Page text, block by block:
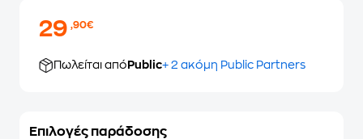
29,90€
Πωλείται από Public+ 2 ακόμη Public Partners
Επιλογές παράδοσης